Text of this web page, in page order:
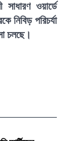
সাধারণ ওয়ার্ডে
নিবিড় পরিচর্যা
চলছে।